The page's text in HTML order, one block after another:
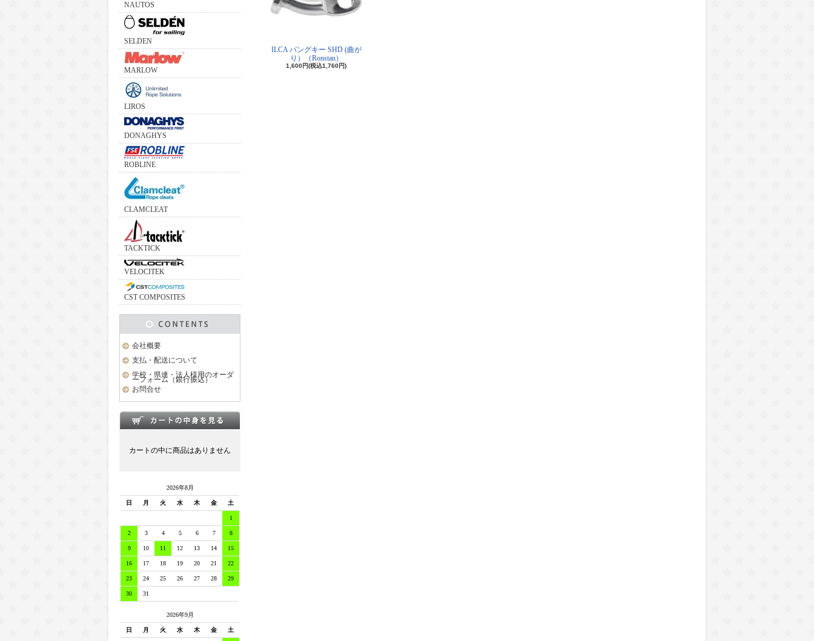
NAUTOS
SELDEN
MARLOW
LIROS
DONAGHYS
ROBLINE
CLAMCLEAT
TACKTICK
VELOCITEK
CST COMPOSITES
会社概要
支払・配送について
学校・県連・法人様用のオーダ
ーフォーム（銀行振込）
お問合せ
カートの中に商品はありません
2026年8月
日 月 火 水 木 金 土
1
2 3 4 5 6 7 8
9 10 11 12 13 14 15
16 17 18 19 20 21 22
23 24 25 26 27 28 29
30 31
2026年9月
日 月 火 水 木 金 土
ILCA バングキー SHD (曲が
り）（Ronstan）
1,600円(税込1,760円)